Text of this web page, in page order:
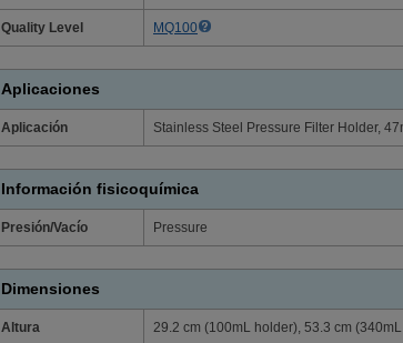
Quality Level MQ100
Aplicaciones
Aplicación Stainless Steel Pressure Filter Holder,
Información fisicoquímica
Presión/Vacío Pressure
Dimensiones
Altura 29.2 cm (100mL holder), 53.3 cm